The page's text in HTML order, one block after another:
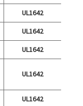
UL1642
UL1642
UL1642
UL1642
UL1642